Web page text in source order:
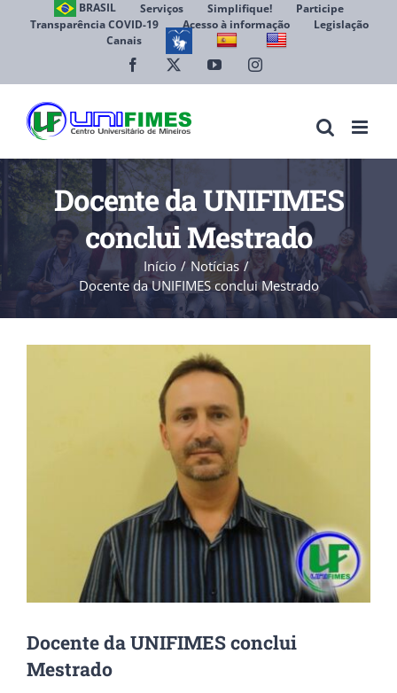
BRASIL Serviços Simplifique!
Participe
Transparência COVID-19
Acesso à informação
Legislação
Canais
Facebook YouTubeInstagram
Docente da UNIFIMES
conclui Mestrado
Início
Notícias
Docente da UNIFIMES conclui Mestrado
Docente da UNIFIMES conclui
Mestrado